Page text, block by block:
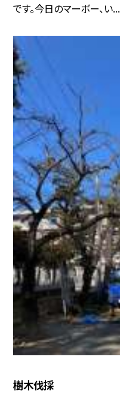
です。今日のマーボー、い...
樹木伐採